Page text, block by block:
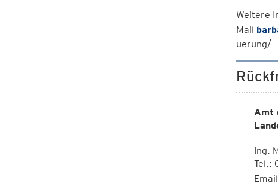
Weitere
Mail
uerung/
Amt
Ing.
Tel.: